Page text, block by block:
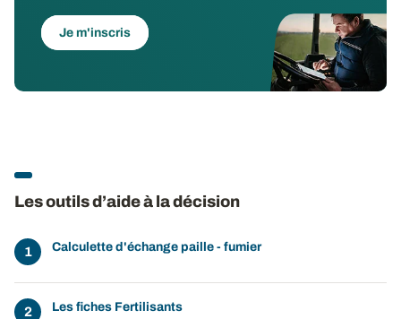
Je m'inscris
Les outils d’aide à la décision
Calculette d'échange paille - fumier
Les fiches Fertilisants